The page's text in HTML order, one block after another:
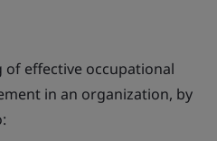
effective occupational
in an organization, by